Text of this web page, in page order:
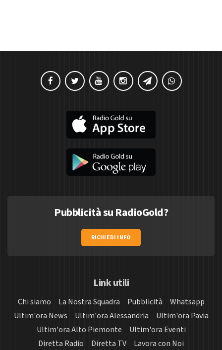
Pubblicità su RadioGold?
RICHIEDI INFO
Link utili
Chi siamo La Nostra Squadra Pubblicità
Whatsapp
Ultim'ora News
Ultim'ora Alessandria
Ultim'ora Pavia
Ultim'ora Alto Piemonte
Ultim'ora Eventi
Diretta Radio
Diretta TV Lavora con Noi